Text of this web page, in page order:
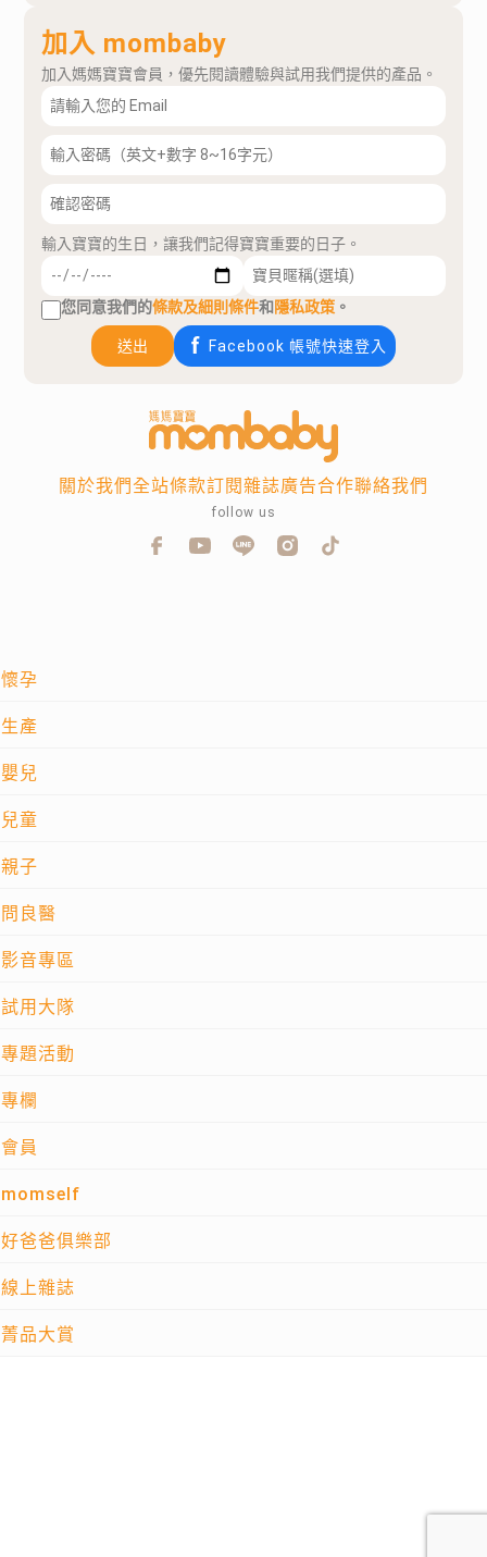
加入 mombaby
加入媽媽寶寶會員，優先閱讀體驗與試用我們提供的產品。
輸入寶寶的生日，讓我們記得寶寶重要的日子。
您同意我們的條款及細則條件和隱私政策 。
送出 Facebook 帳號快速登入
懷孕
生產
嬰兒
兒童
親子
問良醫
影音專區
試用大隊
專題活動
專欄
會員
momself
好爸爸俱樂部
線上雜誌
菁品大賞
關於我們全站條款訂閱雜誌廣告合作聯絡我們
follow us